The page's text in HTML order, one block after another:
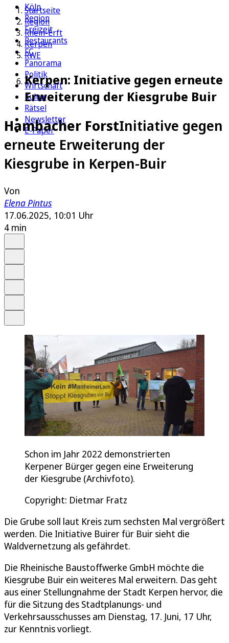
Köln
Region
Freizeit
Restaurants
FC
Panorama
Politik
Wirtschaft
Kultur
Rätsel
Newsletter
E-Paper
Startseite
Region
Rhein-Erft
Kerpen
RWE
Kerpen: Initiative gegen erneute
Erweiterung der Kiesgrube Buir
Hambacher ForstInitiative gegen
erneute Erweiterung der
Kiesgrube in Kerpen-Buir
Von
Elena Pintus
17.06.2025, 10:01 Uhr
4 min
Schon im Jahr 2022 demonstrierten
Kerpener Bürger gegen eine Erweiterung
der Kiesgrube (Archivfoto).
Copyright: Dietmar Fratz
Die Grube soll laut Kreis zum sechsten Mal vergrößert
werden. Die Initiative Buirer für Buir sieht die
Waldvernetzung als gefährdet.
Die Rheinische Baustoffwerke GmbH möchte die
Kiesgrube Buir ein weiteres Mal erweitern. Das geht
aus einer Stellungnahme der Stadt Kerpen hervor, die
für die Sitzung des Stadtplanungs- und
Verkehrsausschusses am Dienstag, 17. Juni, 17 Uhr,
zur Kenntnis vorliegt.